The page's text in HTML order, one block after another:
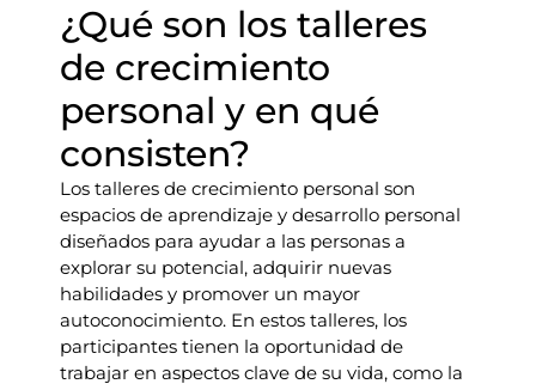
¿Qué son los talleres
de crecimiento
personal y en qué
consisten?
Los talleres de crecimiento personal son
espacios de aprendizaje y desarrollo personal
diseñados para ayudar a las personas a
explorar su potencial, adquirir nuevas
habilidades y promover un mayor
autoconocimiento. En estos talleres, los
participantes tienen la oportunidad de
trabajar en aspectos clave de su vida, como la